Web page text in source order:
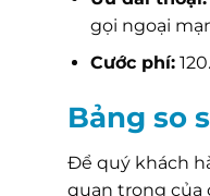
gọi ngoại
Cước phí:
Bảng so
Để quý khách
quan trọng của